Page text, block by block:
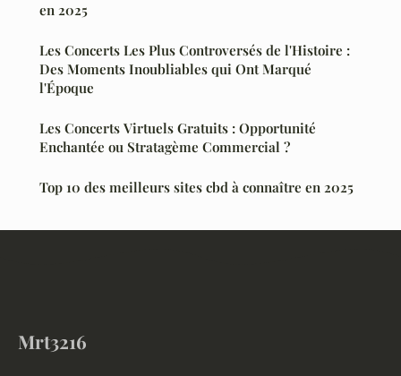
en 2025
Les Concerts Les Plus Controversés de l'Histoire :
Des Moments Inoubliables qui Ont Marqué
l'Époque
Les Concerts Virtuels Gratuits : Opportunité
Enchantée ou Stratagème Commercial ?
Top 10 des meilleurs sites cbd à connaître en 2025
Mrt3216